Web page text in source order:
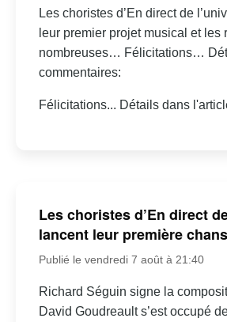
Les choristes d’En direct de
leur premier projet musical et les
nombreuses… Félicitations…
commentaires:
Félicitations... Détails dans
Les choristes d’En direct
lancent leur première
Publié le vendredi 7 août à 21:40
Richard Séguin signe la
David Goudreault s’est occupé